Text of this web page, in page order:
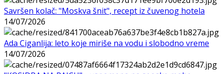
Savršen kolač: "Moskva šnit", recept iz čuvenog hotela
14/07/2026
Ada Ciganlija: leto koje miriše na vodu i slobodno vreme
14/07/2026